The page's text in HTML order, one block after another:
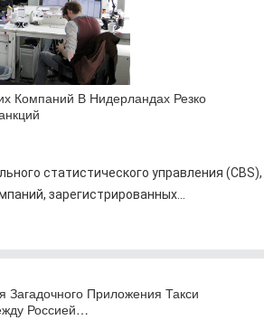
Компаний В Нидерландах Резко
статистического управления (CBS),
зарегистрированных...
Приложения Такси
Россией…